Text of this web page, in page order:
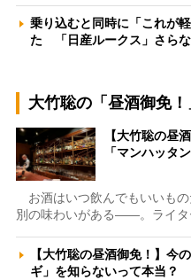
乗り込むと同時に「これが
た 「日産ルークス」さら
大竹聡の「昼酒御免！
【大竹聡の昼
「マンハッタ
お酒はいつ飲んでもいいも
別の味わいがある――。ライ
【大竹聡の昼酒御免！】今
ギ」を知らないって本当